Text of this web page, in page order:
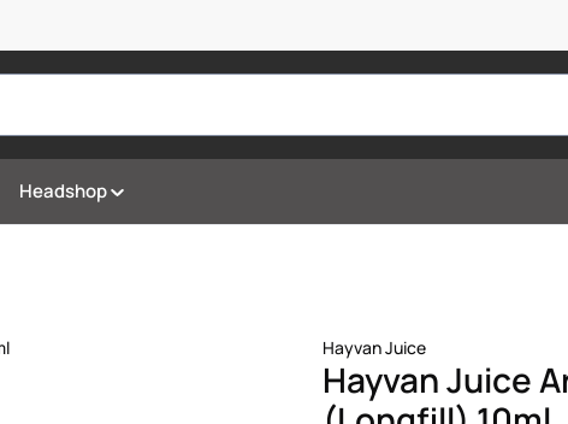
Headshop
Hayvan Juice
Hayvan Juice